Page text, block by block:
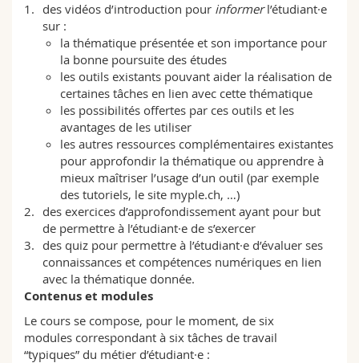
des vidéos d’introduction pour informerl’étudiant·e
sur :
la thématique présentée et son importance pour
la bonne poursuite des études
les outils existants pouvant aider la réalisation de
certaines tâches en lien avec cette thématique
les possibilités offertes par ces outils et les
avantages de les utiliser
les autres ressources complémentaires existantes
pour approfondir la thématique ou apprendre à
mieux maîtriser l’usage d’un outil (par exemple
des tutoriels, le site myple.ch, …)
des exercices d’approfondissement ayant pour but
de permettre à l’étudiant·e de s’exercer
des quiz pour permettre à l’étudiant·e d’évaluer ses
connaissances et compétences numériques en lien
avec la thématique donnée.
Contenus et modules
Le cours se compose, pour le moment, de six
modules correspondant à six tâches de travail
“typiques” du métier d’étudiant·e :